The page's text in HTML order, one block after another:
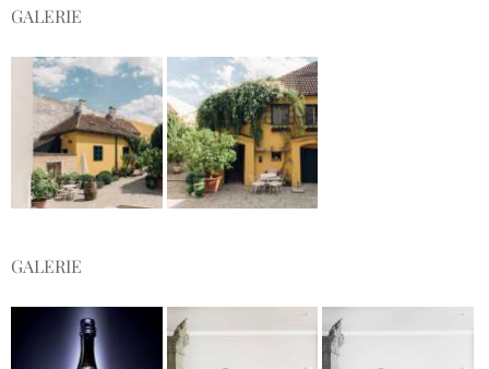
GALERIE
GALERIE